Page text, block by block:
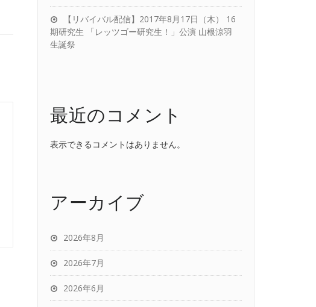
【リバイバル配信】2017年8月17日（木） 16
期研究生 「レッツゴー研究生！」公演 山根涼羽
生誕祭
最近のコメント
表示できるコメントはありません。
アーカイブ
2026年8月
2026年7月
2026年6月